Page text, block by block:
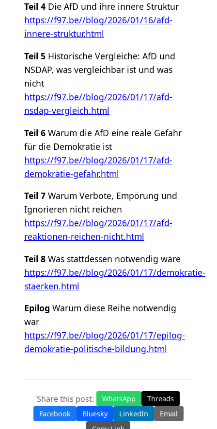
Teil 4Die AfD und ihre innere Struktur
https://f97.be//blog/2026/01/16/afd-
innere-struktur.html
Teil 5Historische Vergleiche: AfD und
NSDAP, was vergleichbar ist und was
nicht
https://f97.be//blog/2026/01/17/afd-
nsdap-vergleich.html
Teil 6Warum die AfD eine reale Gefahr
für die Demokratie ist
https://f97.be//blog/2026/01/17/afd-
demokratie-gefahr.html
Teil 7Warum Verbote, Empörung und
Ignorieren nicht reichen
https://f97.be//blog/2026/01/17/afd-
reaktionen-reichen-nicht.html
Teil 8Was stattdessen notwendig wäre
https://f97.be//blog/2026/01/17/demokratie-
staerken.html
Epilog Warum diese Reihe notwendig
war
https://f97.be//blog/2026/01/17/epilog-
demokratie-politische-bildung.html
Share this post: WhatsApp
Threads
Facebook
Bluesky LinkedIn
Email